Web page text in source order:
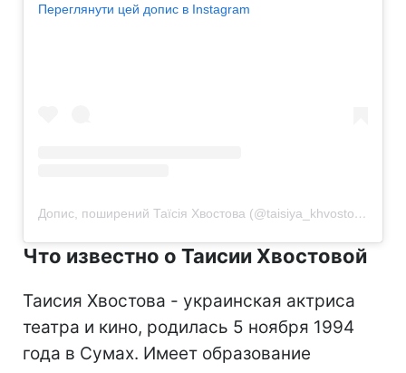
Переглянути цей допис в Instagram
Допис, поширений Таїсія Хвостова (@taisiya_khvostova)
Что известно о Таисии Хвостовой
Таисия Хвостова - украинская актриса
театра и кино, родилась 5 ноября 1994
года в Сумах. Имеет образование